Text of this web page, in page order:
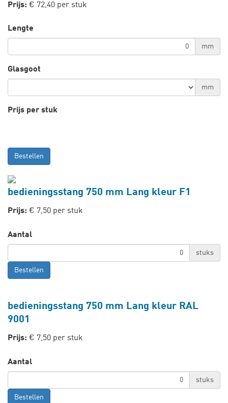
Prijs: € 72,40 per stuk
Lengte
mm
Glasgoot
mm
Prijs per stuk
Bestellen
bedieningsstang 750 mm Lang kleur F1
Prijs: € 7,50 per stuk
Aantal
stuks
Bestellen
bedieningsstang 750 mm Lang kleur RAL
9001
Prijs: € 7,50 per stuk
Aantal
stuks
Bestellen